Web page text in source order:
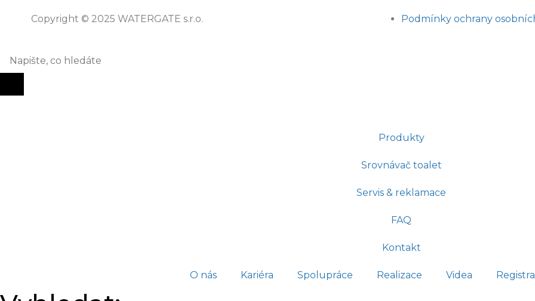
Copyright © 2025 WATERGATE s.r.o. Podmínky ochrany
Produkty
Srovnávač toalet
Servis & reklamace
FAQ
Kontakt
O nás Kariéra Spolupráce Realizace Videa